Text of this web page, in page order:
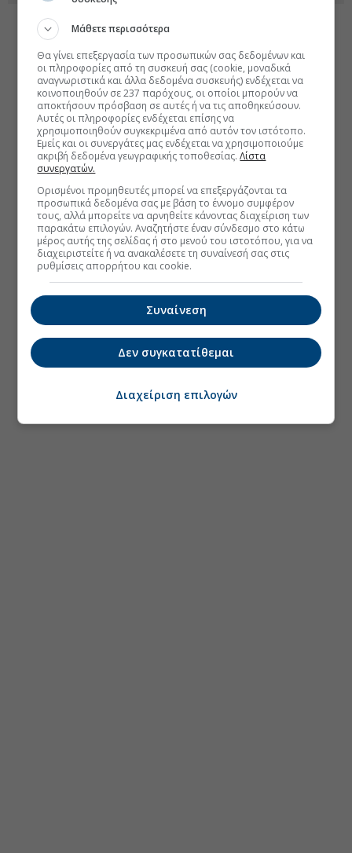
Μάθετε περισσότερα
Θα γίνει επεξεργασία των προσωπικών σας δεδομένων και
οι πληροφορίες από τη συσκευή σας (cookie, μοναδικά
αναγνωριστικά και άλλα δεδομένα συσκευής) ενδέχεται να
κοινοποιηθούν σε 237 παρόχους, οι οποίοι μπορούν να
αποκτήσουν πρόσβαση σε αυτές ή να τις αποθηκεύσουν.
Αυτές οι πληροφορίες ενδέχεται επίσης να
χρησιμοποιηθούν συγκεκριμένα από αυτόν τον ιστότοπο.
Εμείς και οι συνεργάτες μας ενδέχεται να χρησιμοποιούμε
ακριβή δεδομένα γεωγραφικής τοποθεσίας.Λίστα
συνεργατών.
Ορισμένοι προμηθευτές μπορεί να επεξεργάζονται τα
προσωπικά δεδομένα σας με βάση το έννομο συμφέρον
τους, αλλά μπορείτε να αρνηθείτε κάνοντας διαχείριση των
παρακάτω επιλογών. Αναζητήστε έναν σύνδεσμο στο κάτω
μέρος αυτής της σελίδας ή στο μενού του ιστοτόπου, για να
διαχειριστείτε ή να ανακαλέσετε τη συναίνεσή σας στις
ρυθμίσεις απορρήτου και cookie.
Συναίνεση
Δεν συγκατατίθεμαι
Διαχείριση επιλογών